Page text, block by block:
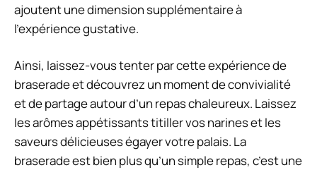
ajoutent une dimension supplémentaire à
l’expérience gustative.
Ainsi, laissez-vous tenter par cette expérience de
braserade et découvrez un moment de convivialité
et de partage autour d’un repas chaleureux. Laissez
les arômes appétissants titiller vos narines et les
saveurs délicieuses égayer votre palais. La
braserade est bien plus qu’un simple repas, c’est une